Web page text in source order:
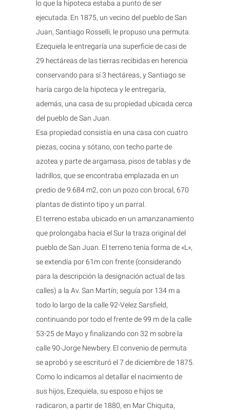
lo que la hipoteca estaba a punto de ser
ejecutada. En 1875, un vecino del pueblo de San
Juan, Santiago Rosselli, le propuso una permuta.
Ezequiela le entregaría una superficie de casi de
29 hectáreas de las tierras recibidas en herencia
conservando para sí 3 hectáreas, y Santiago se
haría cargo de la hipoteca y le entregaría,
además, una casa de su propiedad ubicada cerca
del pueblo de San Juan.
Esa propiedad consistía en una casa con cuatro
piezas, cocina y sótano, con techo parte de
azotea y parte de argamasa, pisos de tablas y de
ladrillos, que se encontraba emplazada en un
predio de 9.684 m2, con un pozo con brocal, 670
plantas de distinto tipo y un parral.
El terreno estaba ubicado en un amanzanamiento
que prolongaba hacia el Sur la traza original del
pueblo de San Juan. El terreno tenía forma de «L»,
se extendía por 61m con frente (considerando
para la descripción la designación actual de las
calles) a la Av. San Martín; seguía por 134 m a
todo lo largo de la calle 92-Velez Sarsfield,
continuando por todo el frente de 99 m de la calle
53-25 de Mayo y finalizando con 32 m sobre la
calle 90-Jorge Newbery. El convenio de permuta
se aprobó y se escrituró el 7 de diciembre de 1875.
Como lo indicamos al detallar el nacimiento de
sus hijos, Ezequiela, su esposo e hijos se
radicaron, a partir de 1880, en Mar Chiquita,